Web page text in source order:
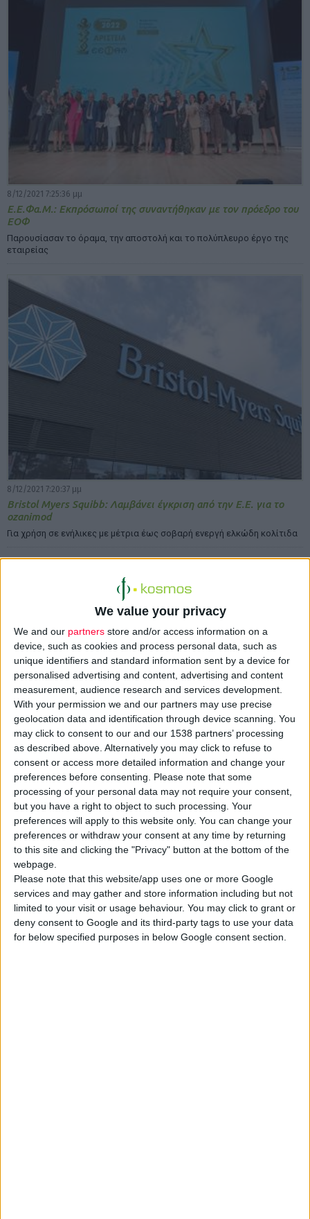
We value your privacy
We and our partners store and/or access information on a
device, such as cookies and process personal data, such as
unique identifiers and standard information sent by a device for
personalised advertising and content, advertising and content
measurement, audience research and services development.
With your permission we and our partners may use precise
geolocation data and identification through device scanning. You
may click to consent to our and our 1538 partners’ processing
as described above. Alternatively you may click to refuse to
consent or access more detailed information and change your
preferences before consenting.
Please note that some
processing of your personal data may not require your consent,
but you have a right to object to such processing. Your
preferences will apply to this website only. You can change your
preferences or withdraw your consent at any time by returning
to this site and clicking the "Privacy" button at the bottom of the
webpage.
Please note that this website/app uses one or more Google
services and may gather and store information including but not
limited to your visit or usage behaviour. You may click to grant or
deny consent to Google and its third-party tags to use your data
for below specified purposes in below Google consent section.
8/12/2021 7:25:36 μμ
Ε.Ε.Φα.Μ.: Εκπρόσωποί της συναντήθηκαν με τον πρόεδρο του
ΕΟΦ
Παρουσίασαν το όραμα, την αποστολή και το πολύπλευρο έργο της
εταιρείας
8/12/2021 7:20:37 μμ
Bristol Myers Squibb: Λαμβάνει έγκριση από την Ε.Ε. για το
ozanimod
Για χρήση σε ενήλικες με μέτρια έως σοβαρή ενεργή ελκώδη κολίτιδα
7/12/2021 10:43:03 μμ
ΑΒ Βασιλόπουλος: Υποστηρίζει περισσότερες από 30 κλίνες
ΜΕΘ
Δωρεά αξίας μισού εκατ. ευρώ στον «Ευαγγελισμό»